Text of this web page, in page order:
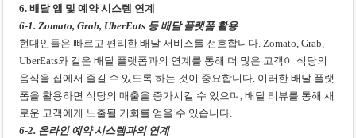
6. 배달 앱 및 예약 시스템 연계
6-1. Zomato, Grab, UberEats 등 배달 플랫폼 활용
현대인들은 빠르고 편리한 배달 서비스를 선호합니다. Zomato, Grab,
UberEats와 같은 배달 플랫폼과의 연계를 통해 더 많은 고객이 식당의
음식을 집에서 즐길 수 있도록 하는 것이 중요합니다. 이러한 배달 플랫
폼을 활용하면 식당의 매출을 증가시킬 수 있으며, 배달 리뷰를 통해 새
로운 고객에게 노출될 기회를 얻을 수 있습니다.
6-2. 온라인 예약 시스템과의 연계